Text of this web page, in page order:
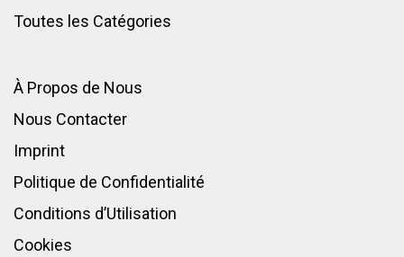
Toutes les Catégories
À Propos de Nous
Nous Contacter
Imprint
Politique de Confidentialité
Conditions d’Utilisation
Cookies